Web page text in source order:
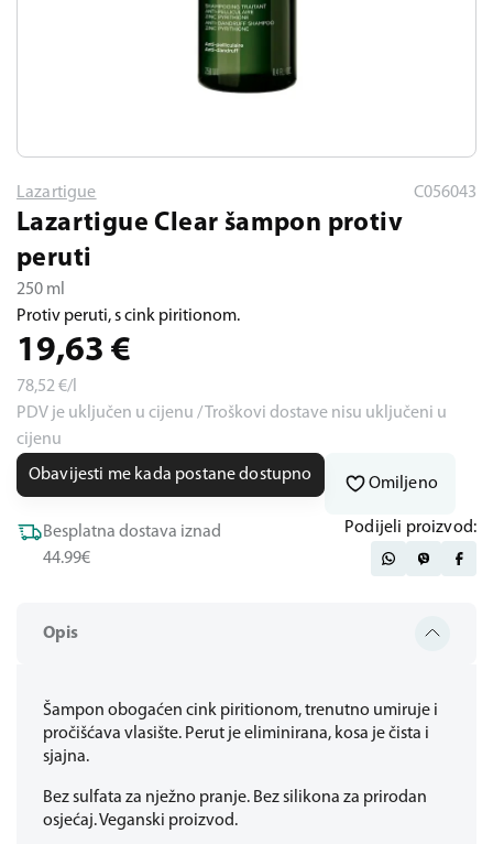
Opis
Šampon obogaćen cink piritionom, trenutno umiruje i
pročišćava vlasište. Perut je eliminirana, kosa je čista i
sjajna.
Bez sulfata za nježno pranje. Bez silikona za prirodan
osjećaj. Veganski proizvod.
Lazartigue C056043
Lazartigue Clear šampon protiv
peruti
250 ml
Protiv peruti, s cink piritionom.
19,63 €
78,52€/l
PDV je uključen u cijenu / Troškovi dostave nisu uključeni u
cijenu
Obavijesti me kada postane dostupno
Omiljeno
Besplatna dostava iznad
44.99€
Podijeli proizvod: